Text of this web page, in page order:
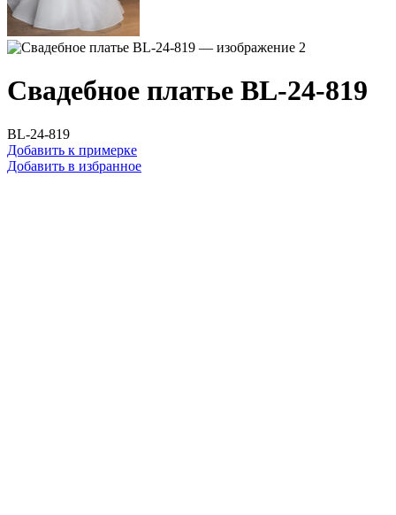
Свадебное платье BL-24-819
BL-24-819
Добавить к примерке
Добавить в избранное